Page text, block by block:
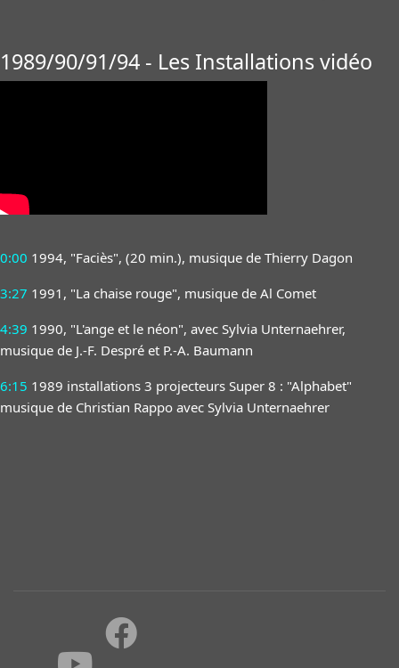
1989/90/91/94 - Les Installations vidéo
0:00 1994, "Faciès", (20 min.), musique de Thierry Dagon
3:27 1991, "La chaise rouge", musique de Al Comet
4:39 1990, "L'ange et le néon", avec Sylvia Unternaehrer,
musique de J.-F. Despré et P.-A. Baumann
6:15 1989 installations 3 projecteurs Super 8 : "Alphabet"
musique de Christian Rappo avec Sylvia Unternaehrer